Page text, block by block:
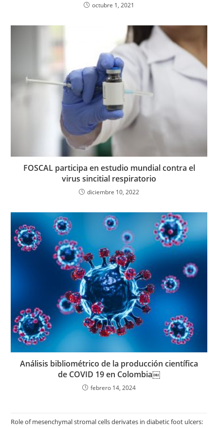
octubre 1, 2021
FOSCAL participa en estudio mundial contra el
virus sincitial respiratorio
diciembre 10, 2022
Análisis bibliométrico de la producción científica
de COVID 19 en Colombia￼
febrero 14, 2024
Role of mesenchymal stromal cells derivates in diabetic foot ulcers: